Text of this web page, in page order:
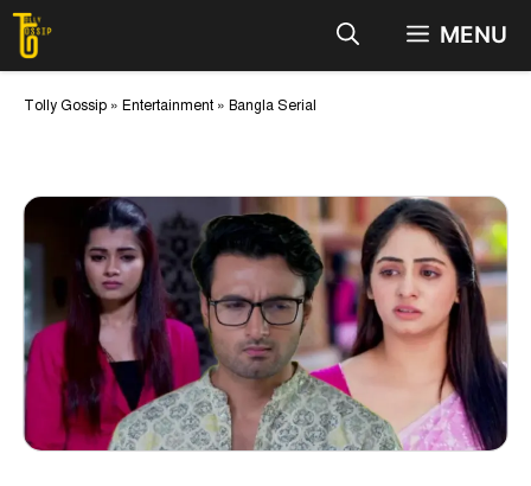
Skip
content
MENU
Tolly Gossip » Entertainment » Bangla Serial